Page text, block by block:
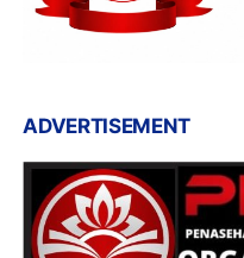
ADVERTISEMENT